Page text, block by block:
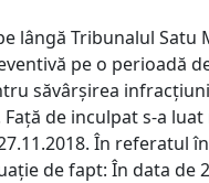
lângă Tribunalul Satu
pe o perioadă
săvârşirea
Față de inculpat s-a
În referatul
de fapt: În data de